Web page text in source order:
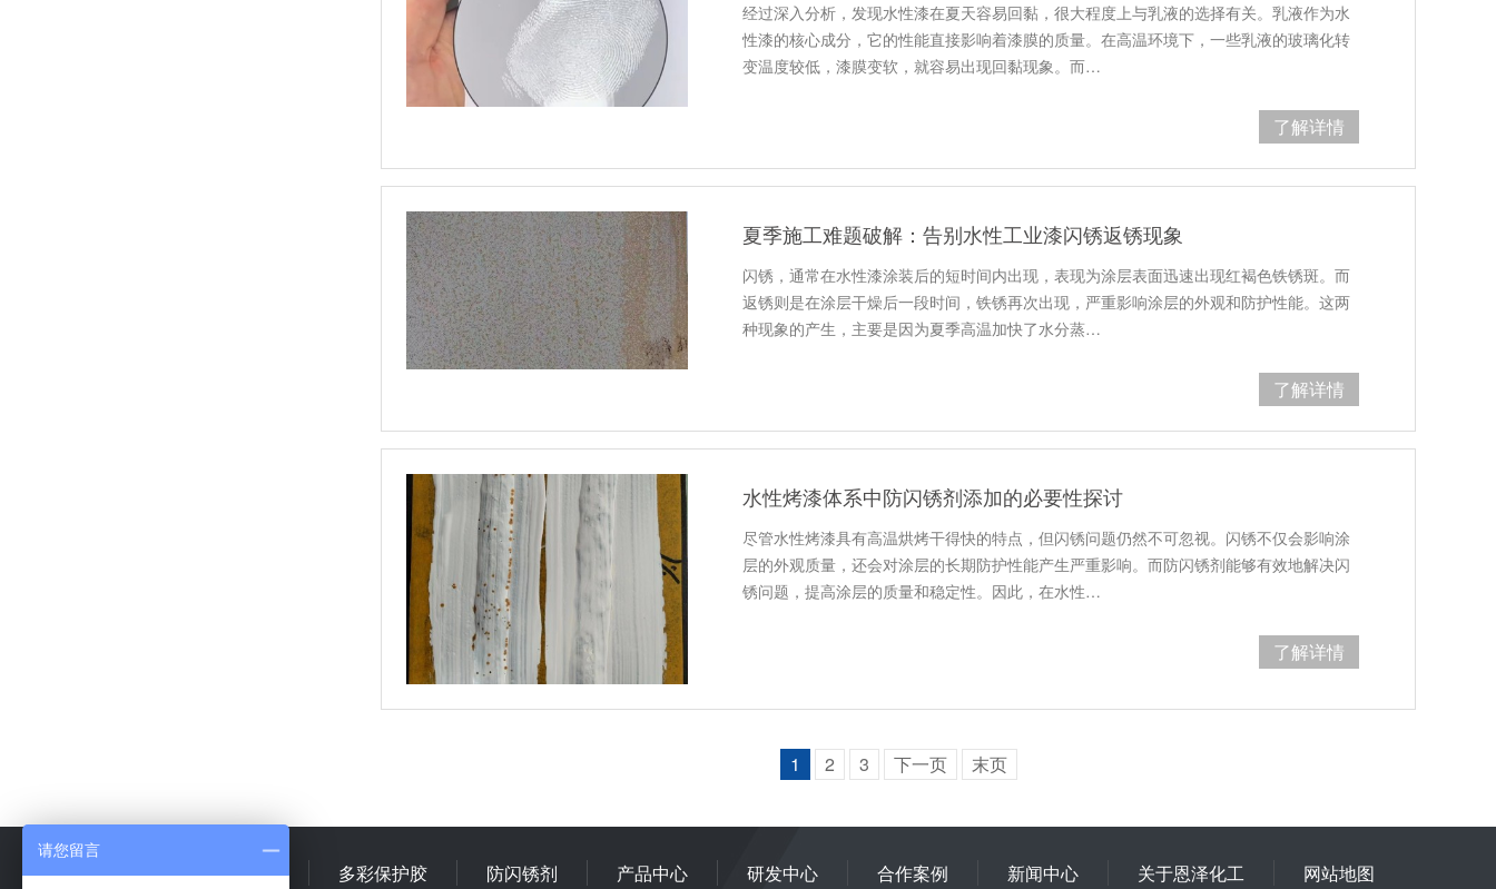
经过深入分析，发现水性漆在夏天容易回黏，很大程度上与乳液的选择有关。乳液作为水
性漆的核心成分，它的性能直接影响着漆膜的质量。在高温环境下，一些乳液的玻璃化转
变温度较低，漆膜变软，就容易出现回黏现象。而…
了解详情
夏季施工难题破解：告别水性工业漆闪锈返锈现象
闪锈，通常在水性漆涂装后的短时间内出现，表现为涂层表面迅速出现红褐色铁锈斑。而
返锈则是在涂层干燥后一段时间，铁锈再次出现，严重影响涂层的外观和防护性能。这两
种现象的产生，主要是因为夏季高温加快了水分蒸…
了解详情
水性烤漆体系中防闪锈剂添加的必要性探讨
尽管水性烤漆具有高温烘烤干得快的特点，但闪锈问题仍然不可忽视。闪锈不仅会影响涂
层的外观质量，还会对涂层的长期防护性能产生严重影响。而防闪锈剂能够有效地解决闪
锈问题，提高涂层的质量和稳定性。因此，在水性…
了解详情
1 2 3 下一页 末页
首 页 多彩乳液 多彩保护胶 防闪锈剂 产品中心 研发中心 合作案例 新闻中心 关于恩泽化工 网站地图
请您留言